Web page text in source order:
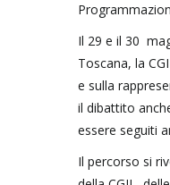
Il 29 e il 30
Toscana, la
e sulla
il dibattito
essere seguiti
Il percorso si